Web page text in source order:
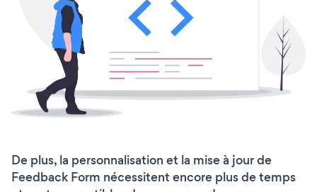
De plus, la personnalisation et la mise à jour de
Feedback Form nécessitent encore plus de temps